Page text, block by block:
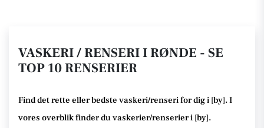
VASKERI / RENSERI I RØNDE - SE
TOP 10 RENSERIER
Find det rette eller bedste vaskeri/renseri for dig i [by]. I
vores overblik finder du vaskerier/renserier i [by].